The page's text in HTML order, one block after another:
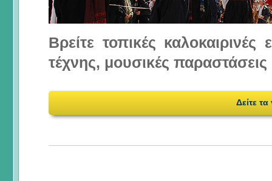
Βρείτε τοπικές
τέχνης, μουσικές
Δείτε